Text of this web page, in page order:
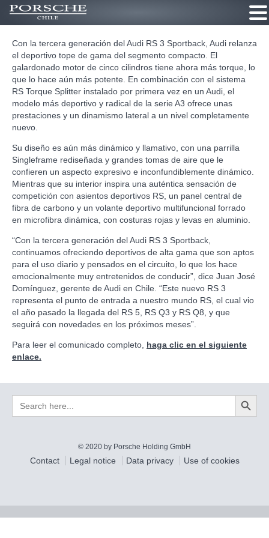
contenido
Con la tercera generación del Audi RS 3 Sportback, Audi relanza
el deportivo tope de gama del segmento compacto. El
galardonado motor de cinco cilindros tiene ahora más torque, lo
que lo hace aún más potente. En combinación con el sistema
RS Torque Splitter instalado por primera vez en un Audi, el
modelo más deportivo y radical de la serie A3 ofrece unas
prestaciones y un dinamismo lateral a un nivel completamente
nuevo.
Su diseño es aún más dinámico y llamativo, con una parrilla
Singleframe rediseñada y grandes tomas de aire que le
confieren un aspecto expresivo e inconfundiblemente dinámico.
Mientras que su interior inspira una auténtica sensación de
competición con asientos deportivos RS, un panel central de
fibra de carbono y un volante deportivo multifuncional forrado
en microfibra dinámica, con costuras rojas y levas en aluminio.
“Con la tercera generación del Audi RS 3 Sportback,
continuamos ofreciendo deportivos de alta gama que son aptos
para el uso diario y pensados en el circuito, lo que los hace
emocionalmente muy entretenidos de conducir”, dice Juan José
Domínguez, gerente de Audi en Chile. “Este nuevo RS 3
representa el punto de entrada a nuestro mundo RS, el cual vio
el año pasado la llegada del RS 5, RS Q3 y RS Q8, y que
seguirá con novedades en los próximos meses”.
Para leer el comunicado completo, haga clic en el siguiente
enlace.
Search
for:
Search Button
© 2020 by Porsche Holding GmbH
Contact Legal notice Data privacy Use of cookies